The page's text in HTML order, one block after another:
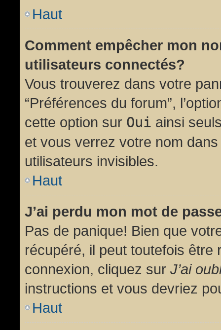
Haut
Comment empêcher mon
utilisateurs connectés?
Vous trouverez dans votre
“Préférences du forum”,
cette option sur Oui ainsi
et vous verrez votre nom
utilisateurs invisibles.
Haut
J’ai perdu mon mot de
Pas de panique! Bien que
récupéré, il peut toutefois être
connexion, cliquez sur J’ai
instructions et vous devriez
Haut